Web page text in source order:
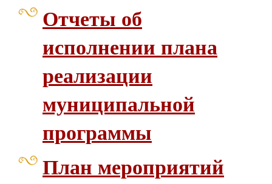
Отчеты об
исполнении плана
реализации
муниципальной
программы
План мероприятий